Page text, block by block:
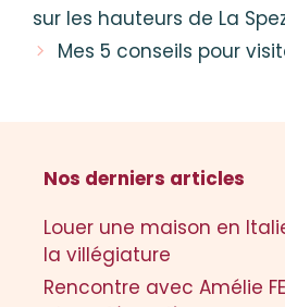
sur les hauteurs de La
Mes 5 conseils pour
Nos derniers articles
Louer une maison en
la villégiature
Rencontre avec Amélie